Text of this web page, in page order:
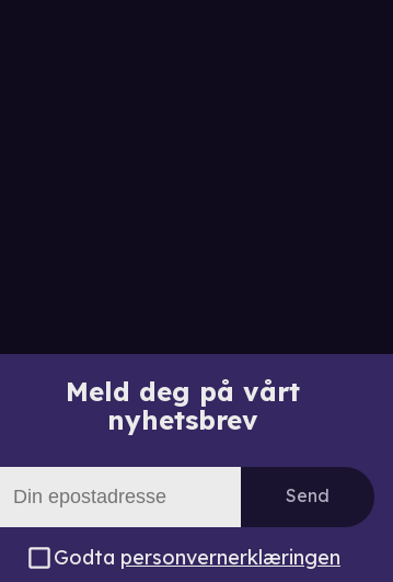
Meld deg på vårt
nyhetsbrev
Send
Godta personvernerklæringen